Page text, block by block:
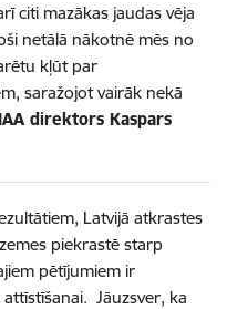
citi mazākas jaudas vēja
netālā nākotnē mēs no
kļūt par
saražojot vairāk nekā
direktors Kaspars
Latvijā atkrastes
piekrastē starp
pētījumiem ir
Jāuzsver, ka